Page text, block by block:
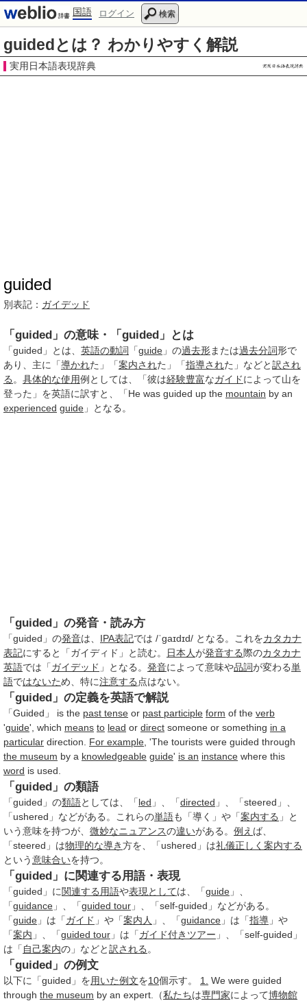
国語 ログイン 検索
guidedとは？ わかりやすく解説
実用日本語表現辞典
guided
別表記： ガイデッド
「guided」の意味・「guided」とは
「guided」とは、 英語の動詞 「guide 」の過去形または過去分詞形で
あり、主に「導かれた」「案内された」「指導された」などと訳され
る 。 具体的な使用例としては、「彼は経験豊富なガイドによって山を
登った」を英語に訳すと、「He was guided up the mountain by an
experienced guide 」となる。
「guided」の発音・読み方
「guided」の発音は、 IPA表記では /ˈɡaɪdɪd/ となる。これをカタカナ
表記にすると「ガイディド」と読む。 日本人が発音する際のカタカナ
英語では「ガイデッド 」となる。 発音によって意味や品詞が変わる単
語ではないため、特に注意する 点はない。
「guided」の定義を英語で解説
「Guided」 is the past tense or past participle form of the verb
'guide', which means to lead or direct someone or something in a
particular direction. For example , 'The tourists were guided through
the museum by a knowledgeable guide' is an instance where this
word is used.
「guided」の類語
「guided」の類語としては、「led 」、「directed 」、「steered」、
「ushered」などがある。これらの単語も「導く」や「案内する 」と
いう意味を持つが、 微妙なニュアンスの違いがある。 例え ば、
「steered」は物理的な導き方を、「ushered」は礼儀正しく 案内する
という意味合いを持つ。
「guided」に関連する用語・表現
「guided」に関連する用語や表現としては、「guide 」、
「guidance 」、「guided tour 」、「self-guided」などがある。
「guide 」は「ガイド 」や「案内人 」、「guidance 」は「指導 」や
「案内 」、「guided tour 」は「ガイド付き ツアー 」、「self-guided」
は「 自己案内の」などと訳される 。
「guided」の例文
以下に「guided」を用いた例文を10個示す。 1.
We were guided
through the museum by an expert.（私たちは専門家によって博物館